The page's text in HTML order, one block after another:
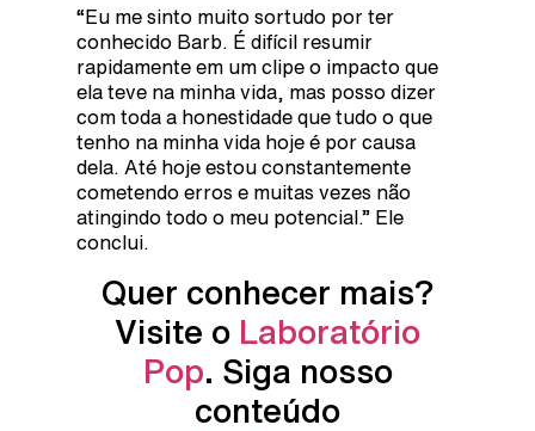
“Eu me sinto muito sortudo por ter
conhecido Barb. É difícil resumir
rapidamente em um clipe o impacto que
ela teve na minha vida, mas posso dizer
com toda a honestidade que tudo o que
tenho na minha vida hoje é por causa
dela. Até hoje estou constantemente
cometendo erros e muitas vezes não
atingindo todo o meu potencial.” Ele
conclui.
Quer conhecer mais?
Visite o Laboratório
Pop. Siga nosso
conteúdo